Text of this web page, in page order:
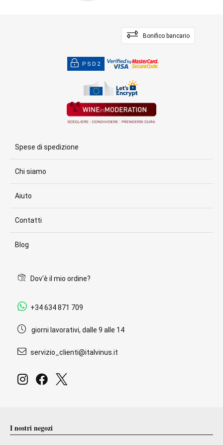
Bonifico bancario
PSD2
Spese di spedizione
Chi siamo
Aiuto
Contatti
Blog
Dov'è il mio ordine?
+34 634 871 709
giorni lavorativi, dalle 9 alle 14
servizio_clienti@italvinus.it
I nostri negozi